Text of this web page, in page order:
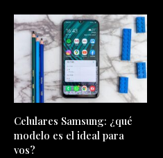
Celulares Samsung: ¿qué
modelo es el ideal para
vos?